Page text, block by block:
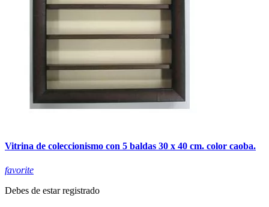
Vitrina de coleccionismo con 5 baldas 30 x 40 cm. color caoba.
favorite
Debes de estar registrado